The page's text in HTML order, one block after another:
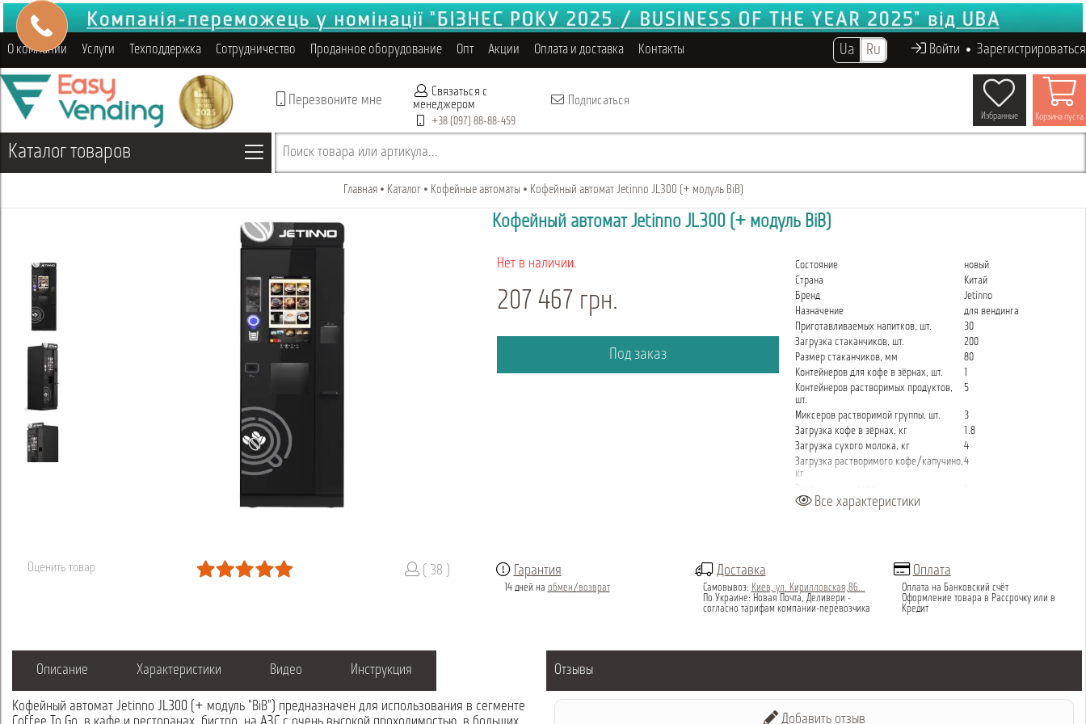
Войти Зарегистрироваться
Ua Ru
О компании Услуги Техподдержка Сотрудничество Проданное оборудование Опт Акции Оплата и доставка Контакты
Перезвоните мне
Связаться с
менеджером
+38 (097) 88-88-459
Подписаться
Корзина пуста
Избранные
Каталог товаров Поиск товара или артикула...
Главная Каталог Кофейные автоматы Кофейный автомат Jetinno JL300 (+ модуль BiB)
Кофейный автомат Jetinno JL300 (+ модуль BiB)
Нет в наличии.
207 467 грн.
Под заказ
Состояние
новый
Страна
Китай
Бренд
Jetinno
Назначение
для вендинга
Приготавливаемых напитков, шт.
30
Загрузка стаканчиков, шт.
200
Размер стаканчиков, мм
80
Контейнеров для кофе в зёрнах, шт.
1
Контейнеров растворимых продуктов,
шт.
5
Миксеров растворимой группы, шт.
3
Загрузка кофе в зёрнах, кг
1.8
Загрузка сухого молока, кг
4
Загрузка растворимого кофе/капучино,
кг
4
Пользовательский экран
Высота, мм
1830
Все характеристики
Оценить товар ( 38 ) Гарантия
14 дней на обмен/возврат
Доставка
Самовывоз: Киев, ул. Кирилловская,86...
По Украине: Новая Почта, Деливери -
согласно тарифам компании-перевозчика
Оплата
Оплата на Банковский счёт
Оформление товара в Рассрочку или в
Кредит
Описание Характеристики Видео Инструкция
Кофейный автомат Jetinno JL300 (+ модуль "BiB") предназначен для использования в сегменте
Отзывы
Добавить отзыв